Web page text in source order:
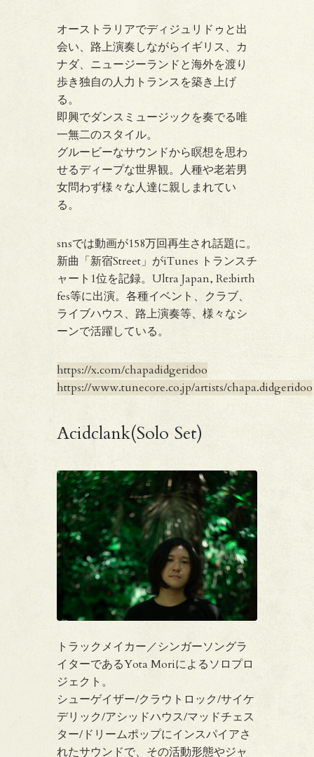
オーストラリアでディジュリドゥと出
会い、路上演奏しながらイギリス、カ
ナダ、ニュージーランドと海外を渡り
歩き独自の人力トランスを築き上げ
る。
即興でダンスミュージックを奏でる唯
一無二のスタイル。
グルービーなサウンドから瞑想を思わ
せるディープな世界観。人種や老若男
女問わず様々な人達に親しまれてい
る。
snsでは動画が158万回再生され話題に。
新曲「新宿Street」がiTunes トランスチ
ャート1位を記録。Ultra Japan, Re:birth
fes等に出演。各種イベント、クラブ、
ライブハウス、路上演奏等、様々なシ
ーンで活躍している。
https://x.com/chapadidgeridoo
https://www.tunecore.co.jp/artists/chapa.didgeridoo
Acidclank(Solo Set)
トラックメイカー／シンガーソングラ
イターであるYota Moriによるソロプロ
ジェクト。
シューゲイザー/クラウトロック/サイケ
デリック/アシッドハウス/マッドチェス
ター/ドリームポップにインスパイアさ
れたサウンドで、その活動形態やジャ